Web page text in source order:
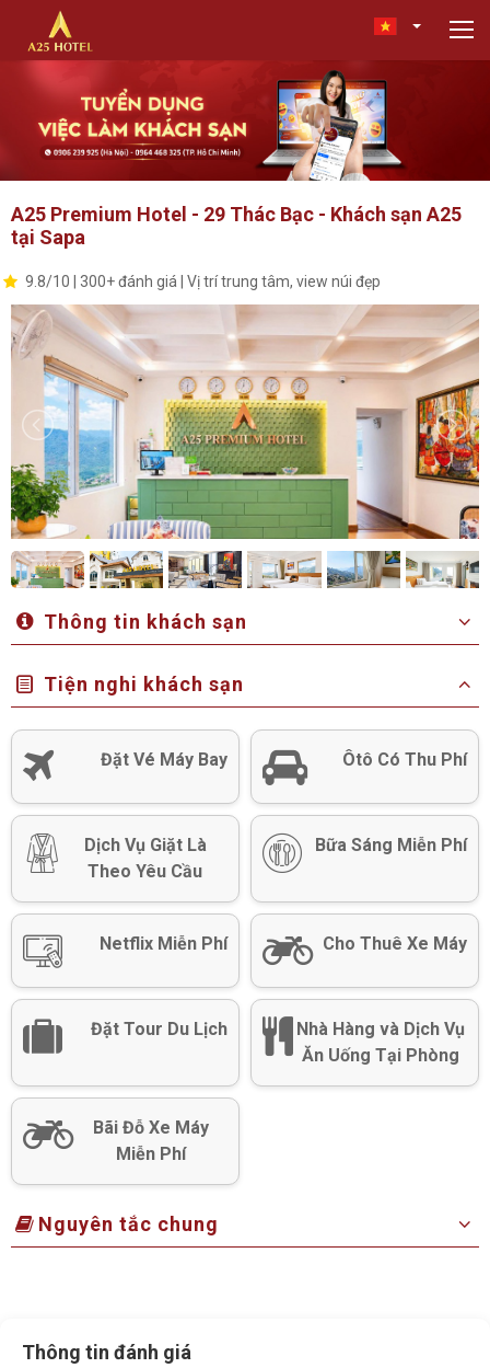
A25 Premium Hotel - 29 Thác Bạc - Khách sạn A25
tại Sapa
9.8/10 | 300+ đánh giá | Vị trí trung tâm, view núi đẹp
Thông tin khách sạn
Tiện nghi khách sạn
Đặt Vé Máy Bay Ôtô Có Thu Phí
Dịch Vụ Giặt Là
Theo Yêu Cầu
Bữa Sáng Miễn Phí
Netflix Miễn Phí Cho Thuê Xe Máy
Đặt Tour Du Lịch
Nhà Hàng và Dịch Vụ
Ăn Uống Tại Phòng
Bãi Đỗ Xe Máy
Miễn Phí
Nguyên tắc chung
Thông tin đánh giá